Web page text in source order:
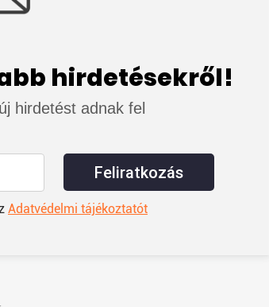
hirdetésekről!
hirdetést adnak fel
Feliratkozás
Adatvédelmi tájékoztatót